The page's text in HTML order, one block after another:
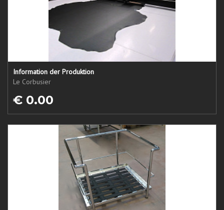
Information der Produktion
Le Corbusier
€ 0.00